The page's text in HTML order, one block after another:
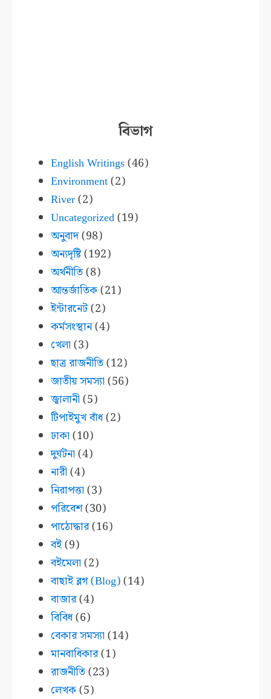
বিভাগ
English Writings(46)
Environment(2)
River(2)
Uncategorized(19)
অনুবাদ(98)
অন্যদৃষ্টি(192)
অর্থনীতি(8)
আন্তর্জাতিক(21)
ইন্টারনেট(2)
কর্মসংস্থান(4)
খেলা (3)
ছাত্র রাজনীতি(12)
জাতীয় সমস্যা (56)
জ্বালানী (5)
টিপাইমুখ বাঁধ(2)
ঢাকা (10)
দুর্ঘটনা (4)
নারী (4)
নিরাপত্তা (3)
পরিবেশ(30)
পাঠোদ্ধার(16)
বই(9)
বইমেলা (2)
বাছাই ব্লগ (Blog)(14)
বাজার(4)
বিবিধ(6)
বেকার সমস্যা (14)
মানবাধিকার(1)
রাজনীতি(23)
লেখক(5)